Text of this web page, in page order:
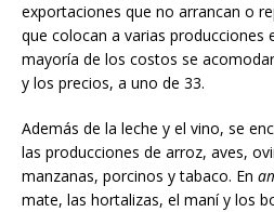
exportaciones que no arrancan o
que colocan a varias producciones
mayoría de los costos se
y los precios, a uno de 33.
Además de la leche y el vino, se
las producciones de arroz, aves,
manzanas, porcinos y tabaco. En
mate, las hortalizas, el maní y los